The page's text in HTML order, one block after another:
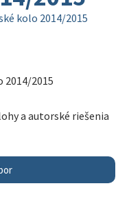
kolo 2014/2015
2014/2015
a autorské riešenia